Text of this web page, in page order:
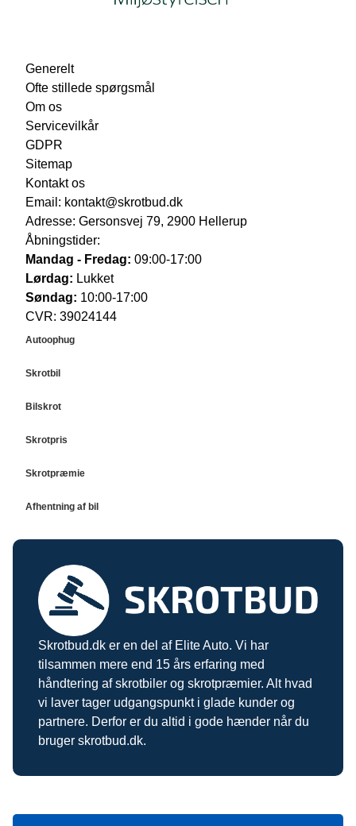
Skrotbud.dk er en del af Elite Auto. Vi har
tilsammen mere end 15 års erfaring med
håndtering af skrotbiler og skrotpræmier. Alt hvad
vi laver tager udgangspunkt i glade kunder og
partnere. Derfor er du altid i gode hænder når du
bruger skrotbud.dk.
Generelt
Ofte stillede spørgsmål
Om os
Servicevilkår
GDPR
Sitemap
Kontakt os
Email: kontakt@skrotbud.dk
Adresse: Gersonsvej 79, 2900 Hellerup
Åbningstider:
Mandag - Fredag: 09:00-17:00
Lørdag: Lukket
Søndag: 10:00-17:00
CVR: 39024144
Autoophug
Autoophug København
Autoophug Odense
Autoophug Esbjerg
Autoophug Roskilde
Skrotbil
Skrotbil København
Skrotbil Odense
Bilskrot
Bilskrot København
Bilskrot Odense
Skrotpris
Skrotpris København
Skrotpris Odense
Skrotpræmie
Skrotpræmie København
Skrotpræmie Odense
Afhentning af bil
Afhentning af bil København
Afhentning af bil Odense
Afhentning af bil Aalborg